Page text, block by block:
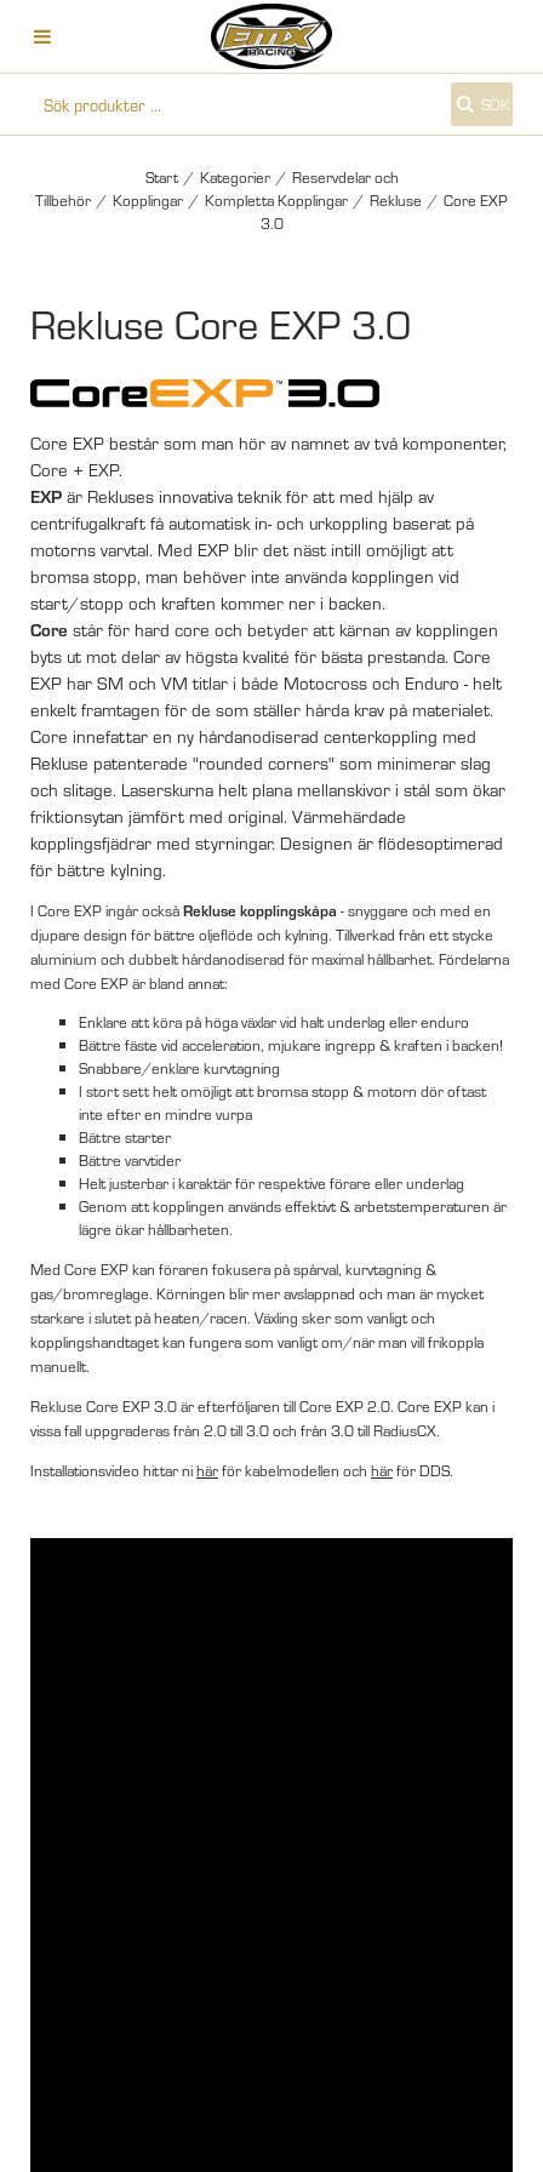
SÖK
Start / Kategorier / Reservdelar och
Tillbehör / Kopplingar / Kompletta Kopplingar / Rekluse / Core EXP
3.0
Rekluse Core EXP 3.0
Core EXP består som man hör av namnet av två komponenter,
Core + EXP.
EXP är Rekluses innovativa teknik för att med hjälp av
centrifugalkraft få automatisk in- och urkoppling baserat på
motorns varvtal. Med EXP blir det näst intill omöjligt att
bromsa stopp, man behöver inte använda kopplingen vid
start/stopp och kraften kommer ner i backen.
Core står för hard core och betyder att kärnan av kopplingen
byts ut mot delar av högsta kvalité för bästa prestanda. Core
EXP har SM och VM titlar i både Motocross och Enduro - helt
enkelt framtagen för de som ställer hårda krav på materialet.
Core innefattar en ny hårdanodiserad centerkoppling med
Rekluse patenterade "rounded corners" som minimerar slag
och slitage. Laserskurna helt plana mellanskivor i stål som ökar
friktionsytan jämfört med original. Värmehärdade
kopplingsfjädrar med styrningar. Designen är flödesoptimerad
för bättre kylning.
I Core EXP ingår ocksåRekluse kopplingskåpa - snyggare och med en
djupare design för bättre oljeflöde och kylning. Tillverkad från ett stycke
aluminium och dubbelt hårdanodiserad för maximal hållbarhet. Fördelarna
med Core EXP är bland annat:
Enklare att köra på höga växlar vid halt underlag eller enduro
Bättre fäste vid acceleration, mjukare ingrepp & kraften i backen!
Snabbare/enklare kurvtagning
I stort sett helt omöjligt att bromsa stopp & motorn dör oftast
inte efter en mindre vurpa
Bättre starter
Bättre varvtider
Helt justerbar i karaktär för respektive förare eller underlag
Genom att kopplingen används effektivt & arbetstemperaturen är
lägre ökar hållbarheten.
Med Core EXP kan föraren fokusera på spårval, kurvtagning &
gas/bromreglage. Körningen blir mer avslappnad och man är mycket
starkare i slutet på heaten/racen. Växling sker som vanligt och
kopplingshandtaget kan fungera som vanligt om/när man vill frikoppla
manuellt.
Rekluse Core EXP 3.0 är efterföljaren till Core EXP 2.0. Core EXP kan i
vissa fall uppgraderas från 2.0 till 3.0 och från 3.0 till RadiusCX.
Installationsvideo hittar nihärför kabelmodellen och härför DDS.